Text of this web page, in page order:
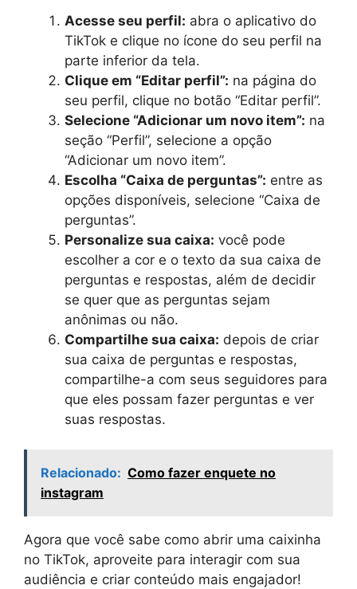
Acesse seu perfil: abra o aplicativo do
TikTok e clique no ícone do seu perfil na
parte inferior da tela.
Clique em “Editar perfil”: na página do
seu perfil, clique no botão “Editar perfil”.
Selecione “Adicionar um novo item”: na
seção “Perfil”, selecione a opção
“Adicionar um novo item”.
Escolha “Caixa de perguntas”: entre as
opções disponíveis, selecione “Caixa de
perguntas”.
Personalize sua caixa: você pode
escolher a cor e o texto da sua caixa de
perguntas e respostas, além de decidir
se quer que as perguntas sejam
anônimas ou não.
Compartilhe sua caixa: depois de criar
sua caixa de perguntas e respostas,
compartilhe-a com seus seguidores para
que eles possam fazer perguntas e ver
suas respostas.
Relacionado: Como fazer enquete no
instagram
Agora que você sabe como abrir uma caixinha
no TikTok, aproveite para interagir com sua
audiência e criar conteúdo mais engajador!